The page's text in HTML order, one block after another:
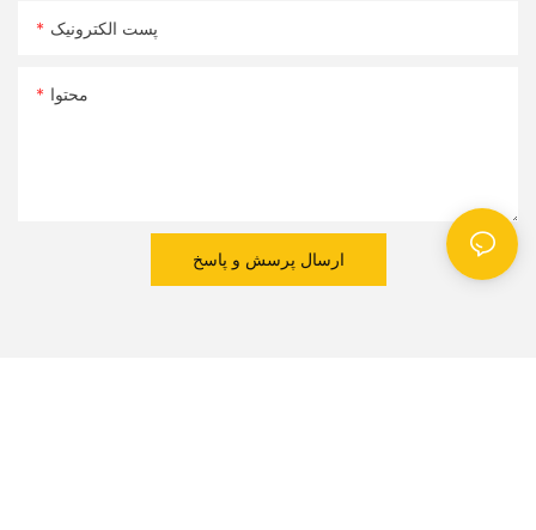
پست الکترونیک
محتوا
ارسال پرسش و پاسخ